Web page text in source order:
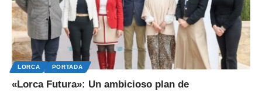
LORCA PORTADA
«Lorca Futura»: Un ambicioso plan de